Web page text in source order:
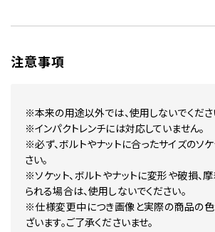
注意事項
※本来の用途以外では、使用しないでくださ
※インパクトレンチには対応していません。
※必ず、ボルトやナットに合ったサイズのソ
さい。
※ソケット、ボルトやナットに変形や破損、
られる場合は、使用しないでください。
※仕様変更中につき画像と実際の商品の
ざいます。ご了承くださいませ。